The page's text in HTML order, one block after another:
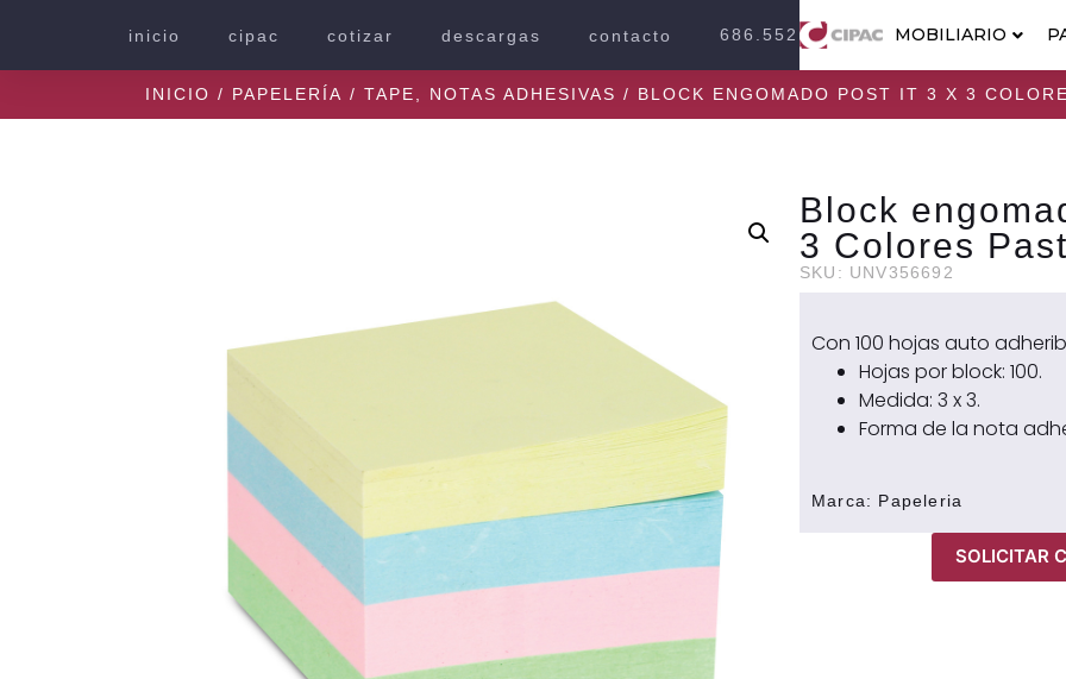
inicio cipac cotizar descargas contacto 686.552.2100 MOBILIARIO
INICIO / PAPELERÍA / TAPE, NOTAS ADHESIVAS / BLOCK ENGOMADO POST IT 3 X 3
Block
3 Colores
SKU: UNV356692
Con 100 hojas auto
Hojas por block: 100.
Medida: 3 x 3.
Forma de la nota
Marca: Papeleria
SOLICITAR